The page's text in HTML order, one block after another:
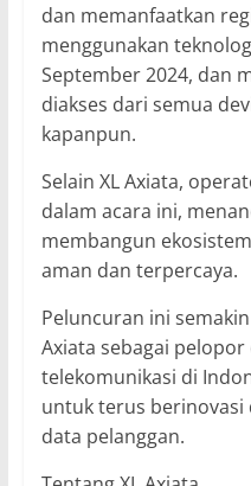
dan memanfaatkan
menggunakan
September 2024, dan
diakses dari semua
kapanpun.
Selain XL Axiata,
dalam acara ini,
membangun
aman dan terpercaya.
Peluncuran ini
Axiata sebagai
telekomunikasi di
untuk terus berinovasi
data pelanggan.